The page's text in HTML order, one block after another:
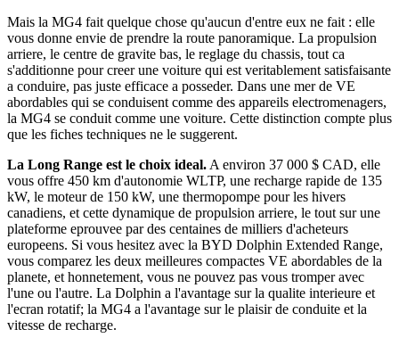
Mais la MG4 fait quelque chose qu'aucun d'entre eux ne fait : elle
vous donne envie de prendre la route panoramique. La propulsion
arriere, le centre de gravite bas, le reglage du chassis, tout ca
s'additionne pour creer une voiture qui est veritablement satisfaisante
a conduire, pas juste efficace a posseder. Dans une mer de VE
abordables qui se conduisent comme des appareils electromenagers,
la MG4 se conduit comme une voiture. Cette distinction compte plus
que les fiches techniques ne le suggerent.
La Long Range est le choix ideal. A environ 37 000 $ CAD, elle
vous offre 450 km d'autonomie WLTP, une recharge rapide de 135
kW, le moteur de 150 kW, une thermopompe pour les hivers
canadiens, et cette dynamique de propulsion arriere, le tout sur une
plateforme eprouvee par des centaines de milliers d'acheteurs
europeens. Si vous hesitez avec la BYD Dolphin Extended Range,
vous comparez les deux meilleures compactes VE abordables de la
planete, et honnetement, vous ne pouvez pas vous tromper avec
l'une ou l'autre. La Dolphin a l'avantage sur la qualite interieure et
l'ecran rotatif; la MG4 a l'avantage sur le plaisir de conduite et la
vitesse de recharge.